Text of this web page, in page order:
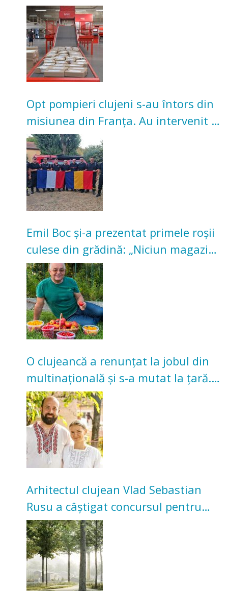
Investiție de 3 milioane de euro
Opt pompieri clujeni s-au întors din
misiunea din Franța. Au intervenit la
incendii de vegetație și pădure
Emil Boc și-a prezentat primele roșii
culese din grădină: „Niciun magazin
nu poate oferi această satisfacție”
O clujeancă a renunțat la jobul din
multinațională și s-a mutat la țară.
Acum cultivă legume în grădina
bunicilor
Arhitectul clujean Vlad Sebastian
Rusu a câștigat concursul pentru
transformarea Grădinii Casei
Universitarilor